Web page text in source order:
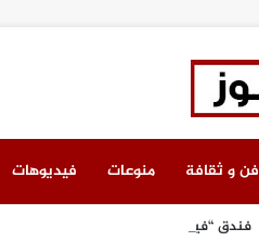
فن و ثقافة منوعات فيديوهات
فندق “فير يارستايتن كمبينسكي ميونيخ”